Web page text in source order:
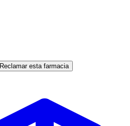
Reclamar esta farmacia